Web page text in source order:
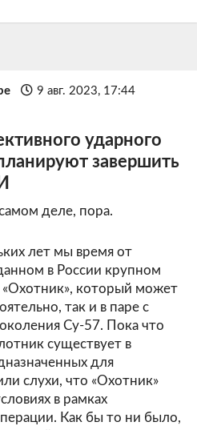
9 авг. 2023, 17:44
ударного
завершить
деле, пора.
лет мы время от
в России крупном
который может
так и в паре с
Су-57. Пока что
существует в
для
слухи, что «Охотник»
в рамках
Как бы то ни было,